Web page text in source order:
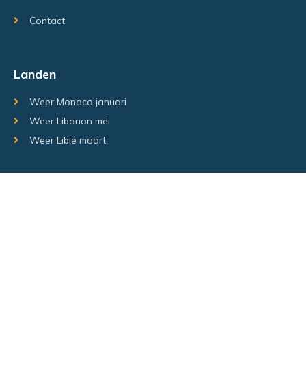
Contact
Landen
Weer Monaco januari
Weer Libanon mei
Weer Libië maart